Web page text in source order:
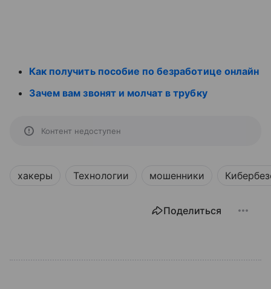
Как получить пособие по безработице онлайн
Зачем вам звонят и молчат в трубку
Контент недоступен
хакеры Технологии мошенники
Поделиться